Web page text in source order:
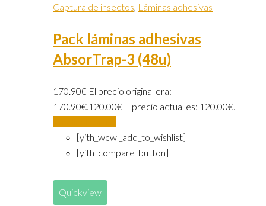
Captura de insectos Láminas adhesivas
Pack láminas adhesivas
AbsorTrap-3 (48u)
170.90€ El precio original era:
170.90€. 120.00€El precio actual es: 120.00€.
[yith_wcwl_add_to_wishlist]
[yith_compare_button]
Quickview